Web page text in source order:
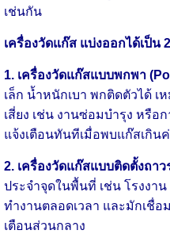
เช่นกัน
เครื่องวัดแก๊ส แบ่งออกได้เป็น
1. เครื่องวัดแก๊สแบบพกพา
เล็ก น้ำหนักเบา พกติดตัวได้
เสี่ยง เช่น งานซ่อมบำรุง หรือ
แจ้งเตือนทันทีเมื่อพบแก๊สเกิน
2. เครื่องวัดแก๊สแบบติดตั้งถา
ประจำจุดในพื้นที่ เช่น โรงงา
ทำงานตลอดเวลา และมักเ
เตือนส่วนกลาง